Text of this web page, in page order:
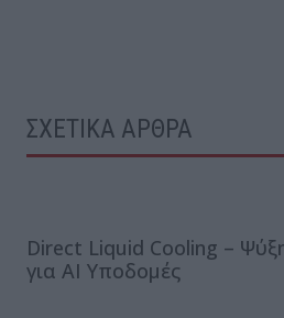
ΣΧΕΤΙΚΑ ΑΡΘΡΑ
Direct Liquid Cooling –
για AI Υποδομές